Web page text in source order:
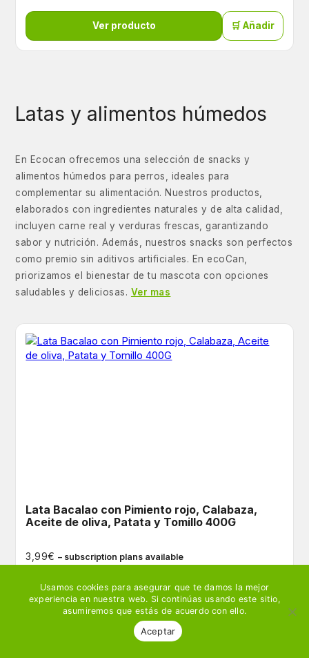
Ver producto 🛒 Añadir
Latas y alimentos húmedos
En Ecocan ofrecemos una selección de snacks y
alimentos húmedos para perros, ideales para
complementar su alimentación. Nuestros productos,
elaborados con ingredientes naturales y de alta calidad,
incluyen carne real y verduras frescas, garantizando
sabor y nutrición. Además, nuestros snacks son perfectos
como premio sin aditivos artificiales. En ecoCan,
priorizamos el bienestar de tu mascota con opciones
saludables y deliciosas. Ver mas
Lata Bacalao con Pimiento rojo, Calabaza,
Aceite de oliva, Patata y Tomillo 400G
3,99€ – subscription plans available
Ver producto 🛒 Añadir
Usamos cookies para asegurar que te damos la mejor
experiencia en nuestra web. Si continúas usando este sitio,
asumiremos que estás de acuerdo con ello.
Aceptar